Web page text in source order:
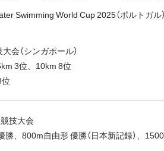
Swimming World Cup 2025（ポルトガル）
会（シンガポール）
3位、10km 8位
技大会
、800m自由形 優勝（日本新記録）、